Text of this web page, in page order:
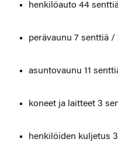
henkilöauto 44
perävaunu 7 senttiä /
asuntovaunu 11
koneet ja laitteet 3
henkilöiden kuljetus